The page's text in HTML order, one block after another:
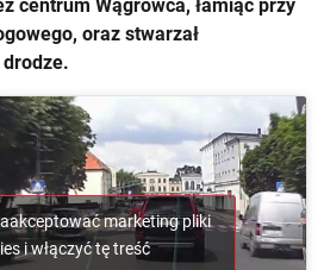
centrum Wągrowca, łamiąc przy
oraz stwarzał
marketing pliki
i włączyć tę treść